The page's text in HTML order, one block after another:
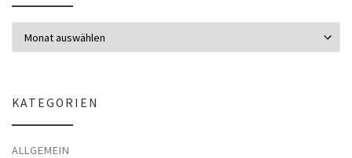
KATEGORIEN
ALLGEMEIN